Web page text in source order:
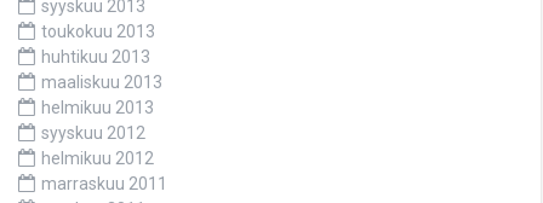
syyskuu 2013
toukokuu 2013
huhtikuu 2013
maaliskuu 2013
helmikuu 2013
syyskuu 2012
helmikuu 2012
marraskuu 2011